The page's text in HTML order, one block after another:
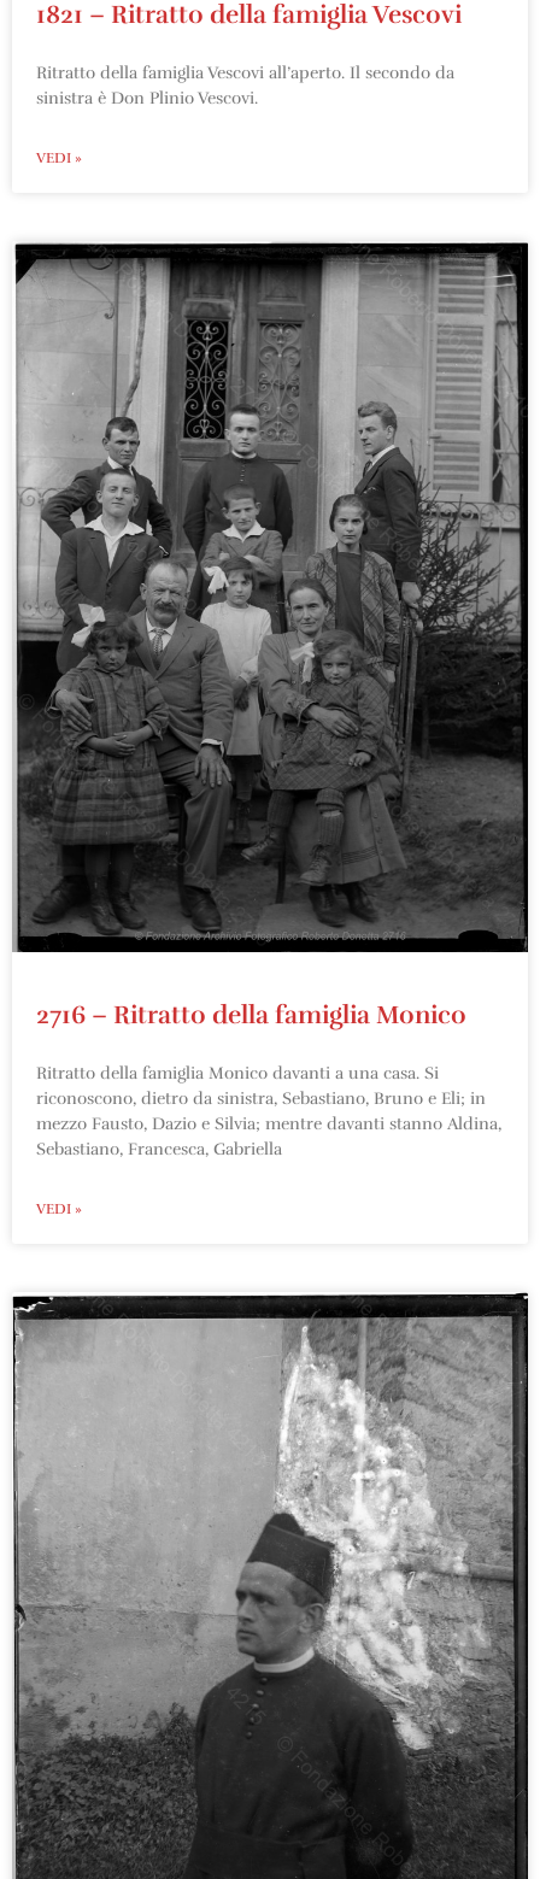
1821 – Ritratto della famiglia Vescovi
Ritratto della famiglia Vescovi all’aperto. Il secondo da
sinistra è Don Plinio Vescovi.
VEDI »
2716 – Ritratto della famiglia Monico
Ritratto della famiglia Monico davanti a una casa. Si
riconoscono, dietro da sinistra, Sebastiano, Bruno e Eli; in
mezzo Fausto, Dazio e Silvia; mentre davanti stanno Aldina,
Sebastiano, Francesca, Gabriella
VEDI »